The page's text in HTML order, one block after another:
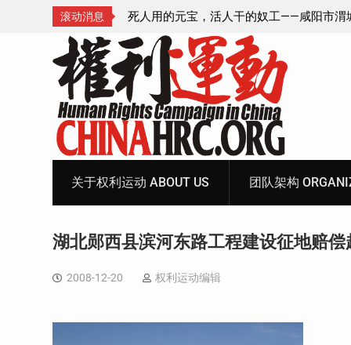
滚动消息
阳市渭城区看守所
宝、铅中毒、任务制
锡安教案王林牧师狱中信件：荒诞的人与
关于权利运动 ABOUT US 团队架构
湖北郧西县滨河东路工程建设征地赔
2008-12-20 权利运动编辑